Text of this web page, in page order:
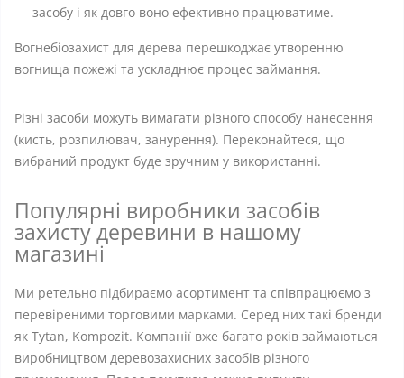
засобу і як довго воно ефективно працюватиме.
Вогнебіозахист для дерева перешкоджає утворенню
вогнища пожежі та ускладнює процес займання.
Різні засоби можуть вимагати різного способу нанесення
(кисть, розпилювач, занурення). Переконайтеся, що
вибраний продукт буде зручним у використанні.
Популярні виробники засобів
захисту деревини в нашому
магазині
Ми ретельно підбираємо асортимент та співпрацюємо з
перевіреними торговими марками. Серед них такі бренди
як Tytan, Kompozit. Компанії вже багато років займаються
виробництвом деревозахисних засобів різного